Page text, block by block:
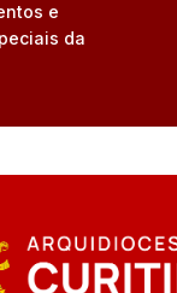
e
da